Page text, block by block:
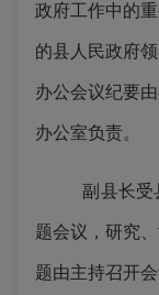
政府工作中的
的县人民政府
办公会议纪要
办公室负责。
副县长受
题会议，研究
题由主持召开